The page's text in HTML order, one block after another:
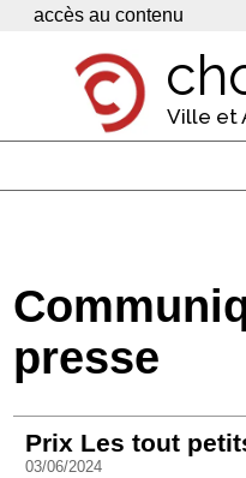
Panneau de gestion des cookies
accès au contenu
Ville et
Economie
Services
presse
Prix Les tout
03/06/2024